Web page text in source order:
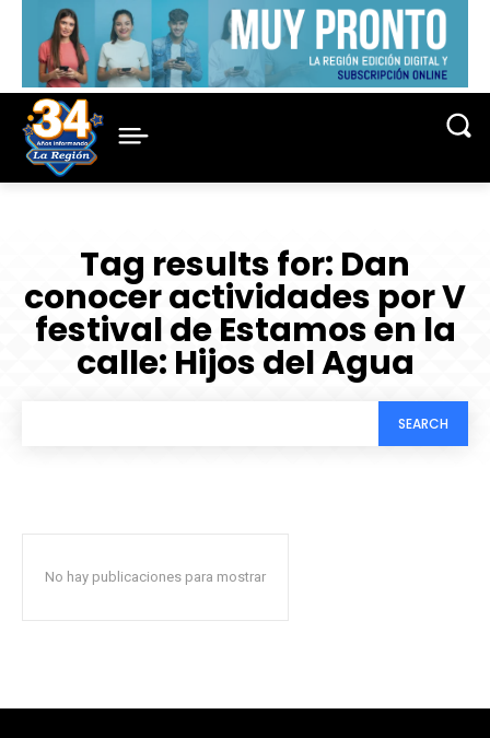
Tag results for: Dan
conocer actividades por V
festival de Estamos en la
calle: Hijos del Agua
SEARCH
No hay publicaciones para mostrar